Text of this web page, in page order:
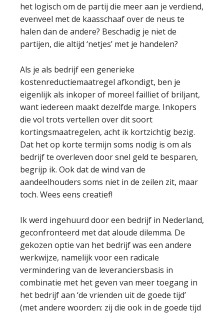
het logisch om de partij die meer aan je verdiend,
evenveel met de kaasschaaf over de neus te
halen dan de andere? Beschadig je niet de
partijen, die altijd ‘netjes’ met je handelen?
Als je als bedrijf een generieke
kostenreductiemaatregel afkondigt, ben je
eigenlijk als inkoper of moreel failliet of briljant,
want iedereen maakt dezelfde marge. Inkopers
die vol trots vertellen over dit soort
kortingsmaatregelen, acht ik kortzichtig bezig.
Dat het op korte termijn soms nodig is om als
bedrijf te overleven door snel geld te besparen,
begrijp ik. Ook dat de wind van de
aandeelhouders soms niet in de zeilen zit, maar
toch. Wees eens creatief!
Ik werd ingehuurd door een bedrijf in Nederland,
geconfronteerd met dat aloude dilemma. De
gekozen optie van het bedrijf was een andere
werkwijze, namelijk voor een radicale
vermindering van de leveranciersbasis in
combinatie met het geven van meer toegang in
het bedrijf aan ‘de vrienden uit de goede tijd’
(met andere woorden: zij die ook in de goede tijd